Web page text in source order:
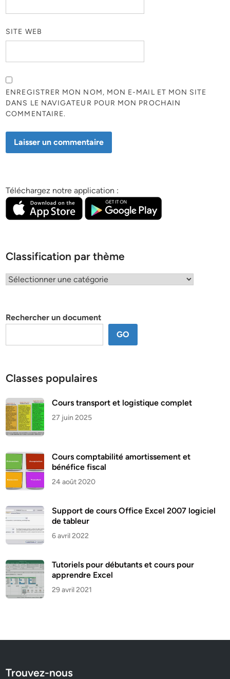
SITE WEB
ENREGISTRER MON NOM, MON E-MAIL ET MON SITE
DANS LE NAVIGATEUR POUR MON PROCHAIN
COMMENTAIRE.
Téléchargez notre application :
Classification par thème
Classification
Rechercher un document
GO
Classes populaires
Cours transport et logistique complet
27 juin 2025
Cours comptabilité amortissement et
bénéfice fiscal
24 août 2020
Support de cours Office Excel 2007 logiciel
de tableur
6 avril 2022
Tutoriels pour débutants et cours pour
apprendre Excel
29 avril 2021
Trouvez-nous